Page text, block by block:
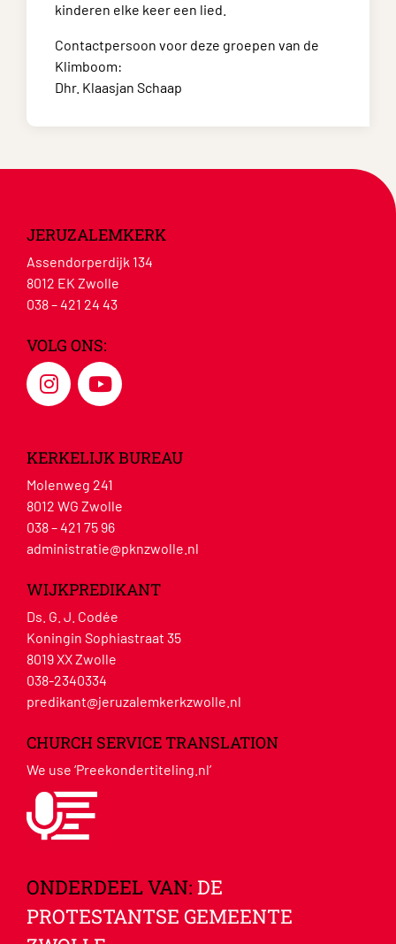
kinderen elke keer een lied.
Contactpersoon voor deze groepen van de
Klimboom:
Dhr. Klaasjan Schaap
JERUZALEMKERK
Assendorperdijk 134
8012 EK Zwolle
038 – 421 24 43
VOLG ONS:
KERKELIJK BUREAU
Molenweg 241
8012 WG Zwolle
038 – 421 75 96
administratie@pknzwolle.nl
WIJKPREDIKANT
Ds. G. J. Codée
Koningin Sophiastraat 35
8019 XX Zwolle
038-2340334
predikant@jeruzalemkerkzwolle.nl
CHURCH SERVICE TRANSLATION
We use ‘Preekondertiteling.nl’
ONDERDEEL VAN: DE
PROTESTANTSE GEMEENTE